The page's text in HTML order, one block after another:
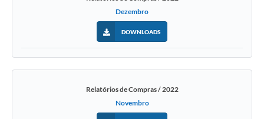
Dezembro
DOWNLOADS
Relatórios de Compras / 2022
Novembro